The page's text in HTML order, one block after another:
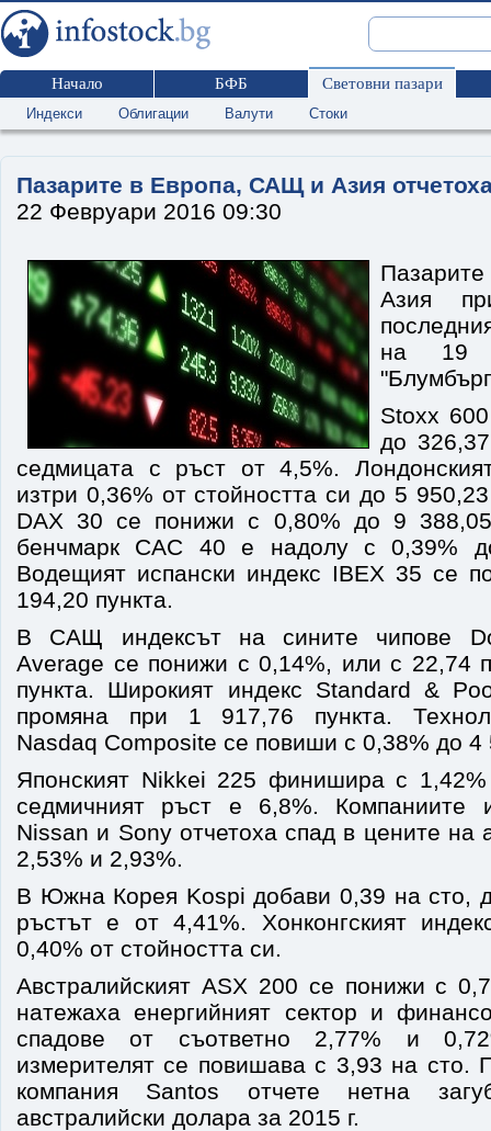
Начало БФБ Световни пазари
Индекси Облигации Валути Стоки
Пазарите в Европа, САЩ и Азия
22 Февруари 2016 09:30
Азия
на 19
Stoxx
до
седмицата с ръст от 4,5%.
изтри 0,36% от стойността си до 5
DAX 30 се понижи с 0,80% до 9 388,05
бенчмарк САС 40 е надолу с 0,39%
Водещият испански индекс IBEX 35 се
194,20 пункта.
В САЩ индексът на сините чипове
Average се понижи с 0,14%, или с 22,74
пункта. Широкият индекс Standard &
промяна при 1 917,76 пункта.
Nasdaq Composite се повиши с 0,38% до 4
Японският Nikkei 225 финишира с
седмичният ръст е 6,8%. Компаниите
Nissan и Sony отчетоха спад в цените на
2,53% и 2,93%.
В Южна Корея Kospi добави 0,39 на сто,
ръстът е от 4,41%. Хонконгският
0,40% от стойността си.
Австралийският ASX 200 се понижи с
натежаха енергийният сектор и
спадове от съответно 2,77% и
измерителят се повишава с 3,93 на сто.
компания Santos отчете нетна
австралийски долара за 2015 г.